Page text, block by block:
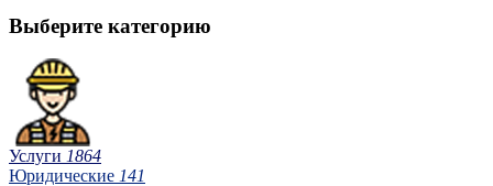
Выберите категорию
Услуги 1864
Юридические 141